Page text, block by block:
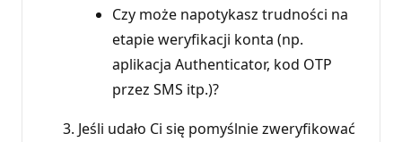
Czy może napotykasz trudności na
etapie weryfikacji konta (np.
aplikacja Authenticator, kod OTP
przez SMS itp.)?
Jeśli udało Ci się pomyślnie zweryfikować